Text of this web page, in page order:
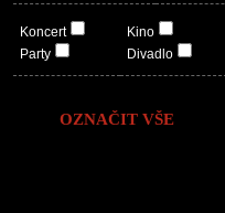
Koncert
Party
Kino
Divadlo
OZNAČIT VŠE